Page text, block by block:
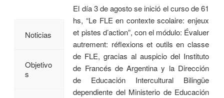
El día 3 de agosto se inició el curso de 61
hs, “Le FLE en contexte scolaire: enjeux
et pistes d’action”, con el módulo: Évaluer
autrement: réflexions et outils en classe
de FLE, gracias al auspicio del Instituto
de Francés de Argentina y la Dirección
de Educación Intercultural Bilingüe
dependiente del Ministerio de Educación
Noticias
Objetivo
s